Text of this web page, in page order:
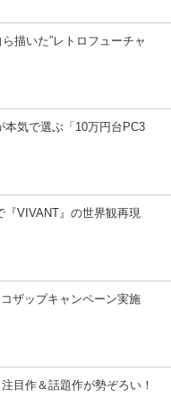
描いた”レトロフューチャ
本気で選ぶ「10万円台PC3
『VIVANT』の世界観再現
ザップキャンペーン実施
目作＆話題作が勢ぞろい！